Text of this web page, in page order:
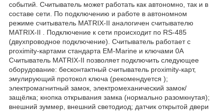
событий. Считыватель может работать как автономно, так и в
составе сети. По подключению и работе в автономном
режиме считыватель MATRIX-II аналогичен считывателю
MATRIX-II . Подключение к сети происходит по RS-485
(двухпроводное подключение). Считыватель работает с
proximity-картами стандарта EM-Marine и ключами 0А
Считыватель MATRIX-II позволяет подключить следующее
оборудование: бесконтактный считыватель proximity-карт,
эмулирующий протокол ключа (рекомендуется );
электромагнитный замок, электромеханический замок/
защёлка; кнопка открывания замка (нормально разомкнутая);
внешний зуммер, внешний светодиод; датчик открытой двери